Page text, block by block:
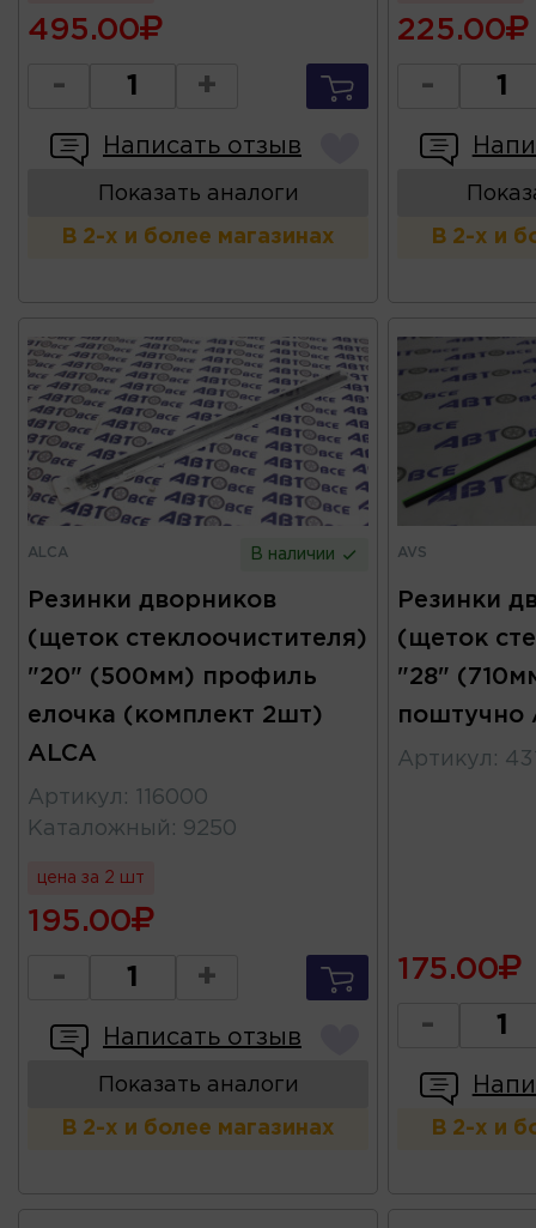
495.00
- +
Написать отзыв
Показать аналоги
В 2-х и более магазинах
225.00
-
В 2-х и
ALCA В наличии
Резинки дворников
(щеток стеклоочистителя)
"20" (500мм) профиль
елочка (комплект 2шт)
ALCA
Артикул :
116000
Каталожный : 9250
цена за 2 шт
195.00
- +
Написать отзыв
Показать аналоги
В 2-х и более магазинах
AVS
Резинки
(щеток
"28"
поштучно
Артикул :
175.00
-
В 2-х и